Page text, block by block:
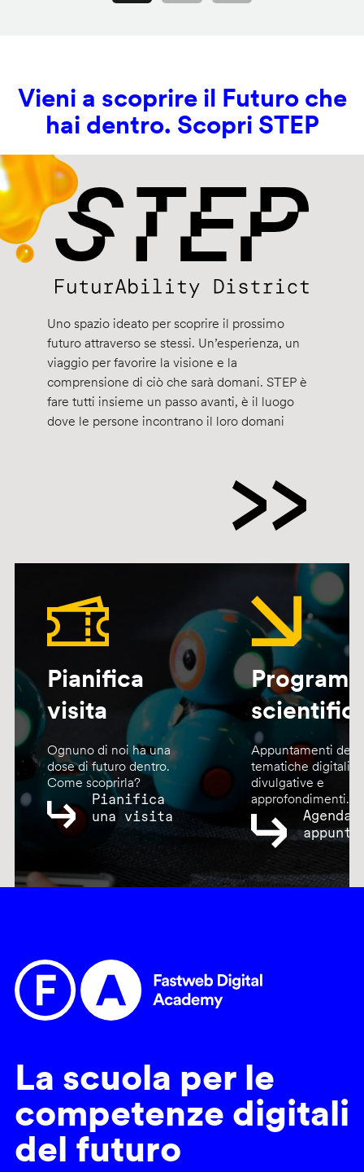
Vieni a scoprire il Futuro che
hai dentro. Scopri STEP
Uno spazio ideato per scoprire il prossimo
futuro attraverso se stessi. Un’esperienza, un
viaggio per favorire la visione e la
comprensione di ciò che sarà domani. STEP è
fare tutti insieme un passo avanti, è il luogo
dove le persone incontrano il loro domani
Pianifica
visita
Ognuno di noi ha una
dose di futuro dentro.
Come scoprirla?
Pianifica
una visita
Appuntamenti
tematiche digitali,
divulgative e
approfondimenti.
Agenda
La scuola per le
competenze digitali
del futuro